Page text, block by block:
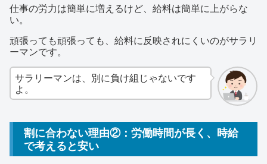
仕事の労力は簡単に増えるけど、給料は簡単に上がらな
い。
頑張っても頑張っても、給料に反映されにくいのがサラリ
ーマンです。
サラリーマンは、別に負け組じゃないです
よ。
割に合わない理由②：労働時間が長く、時給
で考えると安い